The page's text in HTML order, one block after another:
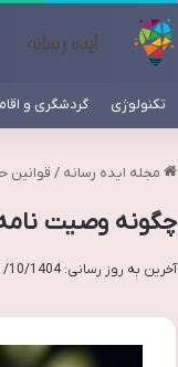
تکنولوژی گردشگری و
مجله ایده رسانه / قوانین
چگونه وصیت نامه
آخرین به روز رسانی: 11/10/1404